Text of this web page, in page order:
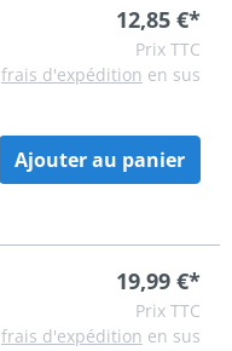
12,85 €*
Prix TTC
frais d'expédition en sus
Ajouter au panier
19,99 €*
Prix TTC
frais d'expédition en sus